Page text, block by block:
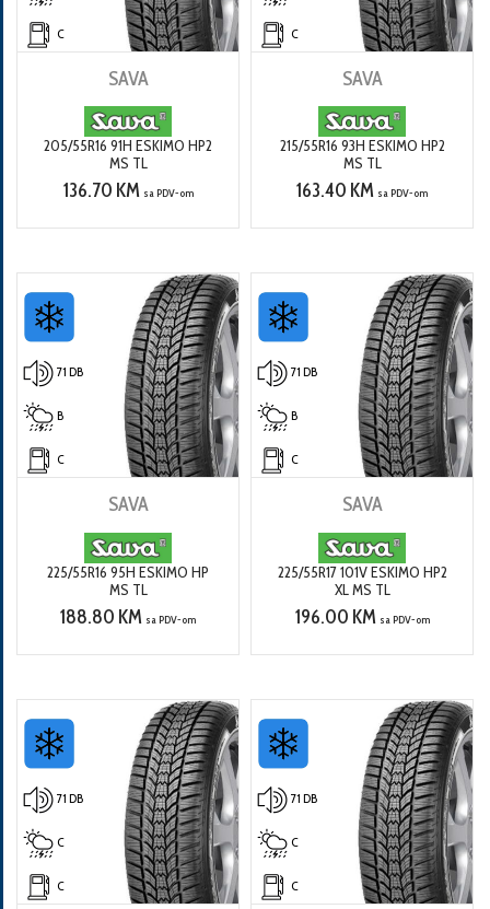
C
SAVA
205/55R16 91H ESKIMO HP2
MS TL
136.70 KM sa PDV-om
C
SAVA
215/55R16 93H ESKIMO HP2
MS TL
163.40 KM sa PDV-om
71 DB
B
C
SAVA
225/55R16 95H ESKIMO HP
MS TL
188.80 KM sa PDV-om
71 DB
B
C
SAVA
225/55R17 101V ESKIMO HP2
XL MS TL
196.00 KM sa PDV-om
71 DB
C
C
71 DB
C
C